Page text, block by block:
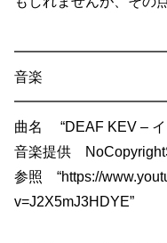
音楽
曲名 “DEAF KEV – イ
音楽提供
参照 “https://
v=J2X5mJ3HDYE”